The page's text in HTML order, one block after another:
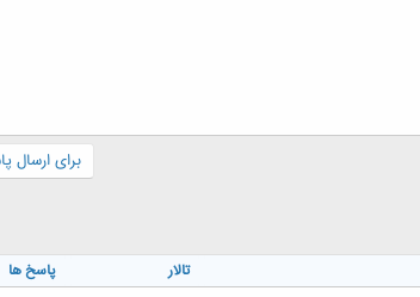
برای ارسال
تالار پاسخ ها